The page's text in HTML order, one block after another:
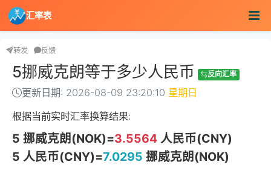
汇率表
转发 反馈
5挪威克朗等于多少人民币 反向汇率
更新日期: 2026-08-09 23:20:10 星期日
根据当前实时汇率换算结果:
5 挪威克朗(NOK)=3.5564人民币(CNY)
5 人民币(CNY)=7.0295 挪威克朗(NOK)